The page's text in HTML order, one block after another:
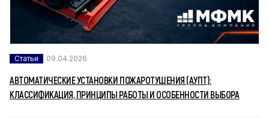
Статьи 09.04.2026
АВТОМАТИЧЕСКИЕ УСТАНОВКИ ПОЖАРОТУШЕНИЯ (АУПТ):
КЛАССИФИКАЦИЯ, ПРИНЦИПЫ РАБОТЫ И ОСОБЕННОСТИ ВЫБОРА